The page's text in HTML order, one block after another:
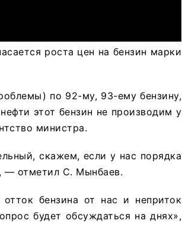
роста цен на бензин марки
по 92-му, 93-ему бензину,
этот бензин не производим у
министра.
скажем, если у нас порядка
— отметил С. Мынбаев.
бензина от нас и неприток
будет обсуждаться на днях»,